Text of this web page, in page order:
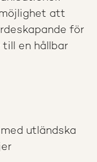
att
för
en hållbar
utländska